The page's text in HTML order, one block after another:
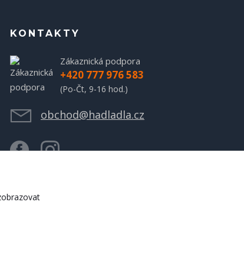
KONTAKTY
Zákaznická podpora
+420 777 976 583
(Po-Čt, 9-16 hod.)
obchod@hadladla.cz